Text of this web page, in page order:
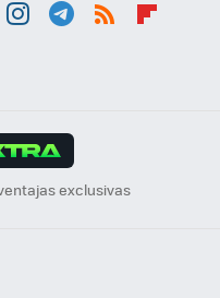
exclusivas